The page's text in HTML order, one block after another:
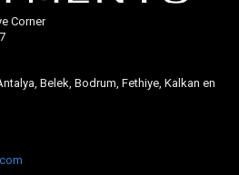
Corner
Belek, Bodrum, Fethiye, Kalkan en